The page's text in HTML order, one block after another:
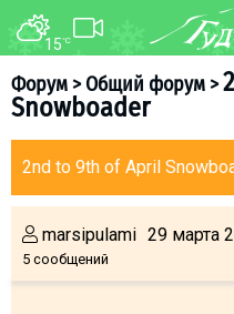
15°C
Форум>Общий форум>
Snowboader
2nd to 9th of April
marsipulami
5 сообщений
29 марта
ФОРУМ
О курорте
Схема трасс
Инструкторы
Прокат